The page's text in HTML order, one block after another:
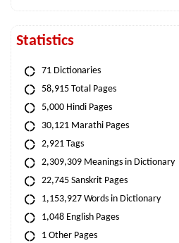
Statistics
71 Dictionaries
58,915 Total Pages
5,000 Hindi Pages
30,121 Marathi Pages
2,921 Tags
2,309,309 Meanings in Dictionary
22,745 Sanskrit Pages
1,153,927 Words in Dictionary
1,048 English Pages
1 Other Pages